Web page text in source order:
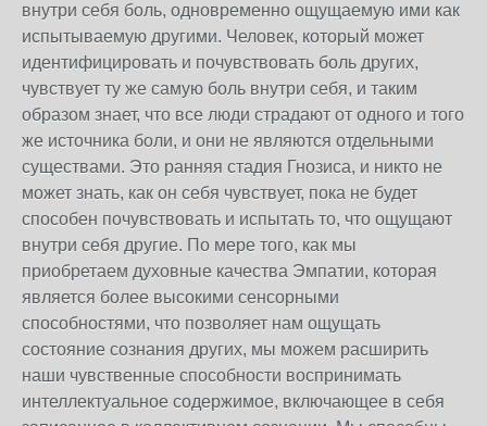
внутри себя боль, одновременно ощущаемую ими как
испытываемую другими. Человек, который может
идентифицировать и почувствовать боль других,
чувствует ту же самую боль внутри себя, и таким
образом знает, что все люди страдают от одного и того
же источника боли, и они не являются отдельными
существами. Это ранняя стадия Гнозиса, и никто не
может знать, как он себя чувствует, пока не будет
способен почувствовать и испытать то, что ощущают
внутри себя другие. По мере того, как мы
приобретаем духовные качества Эмпатии, которая
является более высокими сенсорными
способностями, что позволяет нам ощущать
состояние сознания других, мы можем расширить
наши чувственные способности воспринимать
интеллектуальное содержимое, включающее в себя